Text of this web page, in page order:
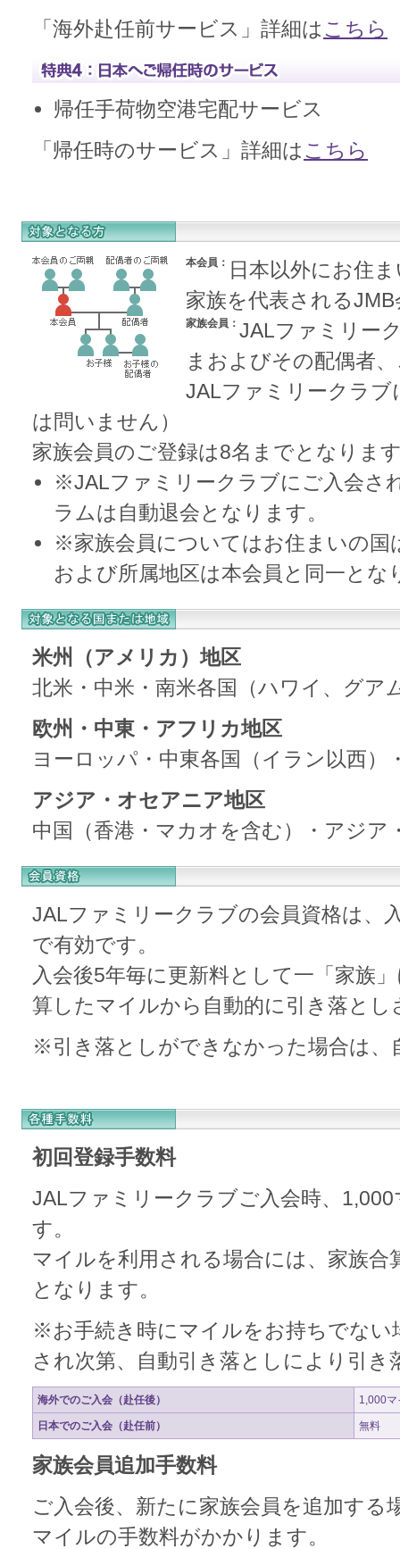
「海外赴任前サービス」詳細はこちら
帰任手荷物空港宅配サービス
「帰任時のサービス」詳細はこちら
本会員： 日本以外にお住
家族を代表されるJMB
家族会員： JALファミリー
まおよびその配偶者
JALファミリークラブ
は問いません）
家族会員のご登録は8名までとなりま
※JALファミリークラブにご入会さ
ラムは自動退会となります。
※家族会員についてはお住まいの国
および所属地区は本会員と同一とな
米州（アメリカ）地区
北米・中米・南米各国（ハワイ、グア
欧州・中東・アフリカ地区
ヨーロッパ・中東各国（イラン以西）
アジア・オセアニア地区
中国（香港・マカオを含む）・アジア
JALファミリークラブの会員資格は、
で有効です。
入会後5年毎に更新料として一「家族
算したマイルから自動的に引き落と
※引き落としができなかった場合は、
初回登録手数料
JALファミリークラブご入会時、
す。
マイルを利用される場合には、家族
となります。
※お手続き時にマイルをお持ちでない
され次第、自動引き落としにより引
海外でのご入会（赴任後） 1,000マ
日本でのご入会（赴任前） 無料
家族会員追加手数料
ご入会後、新たに家族会員を追加する
マイルの手数料がかかります。